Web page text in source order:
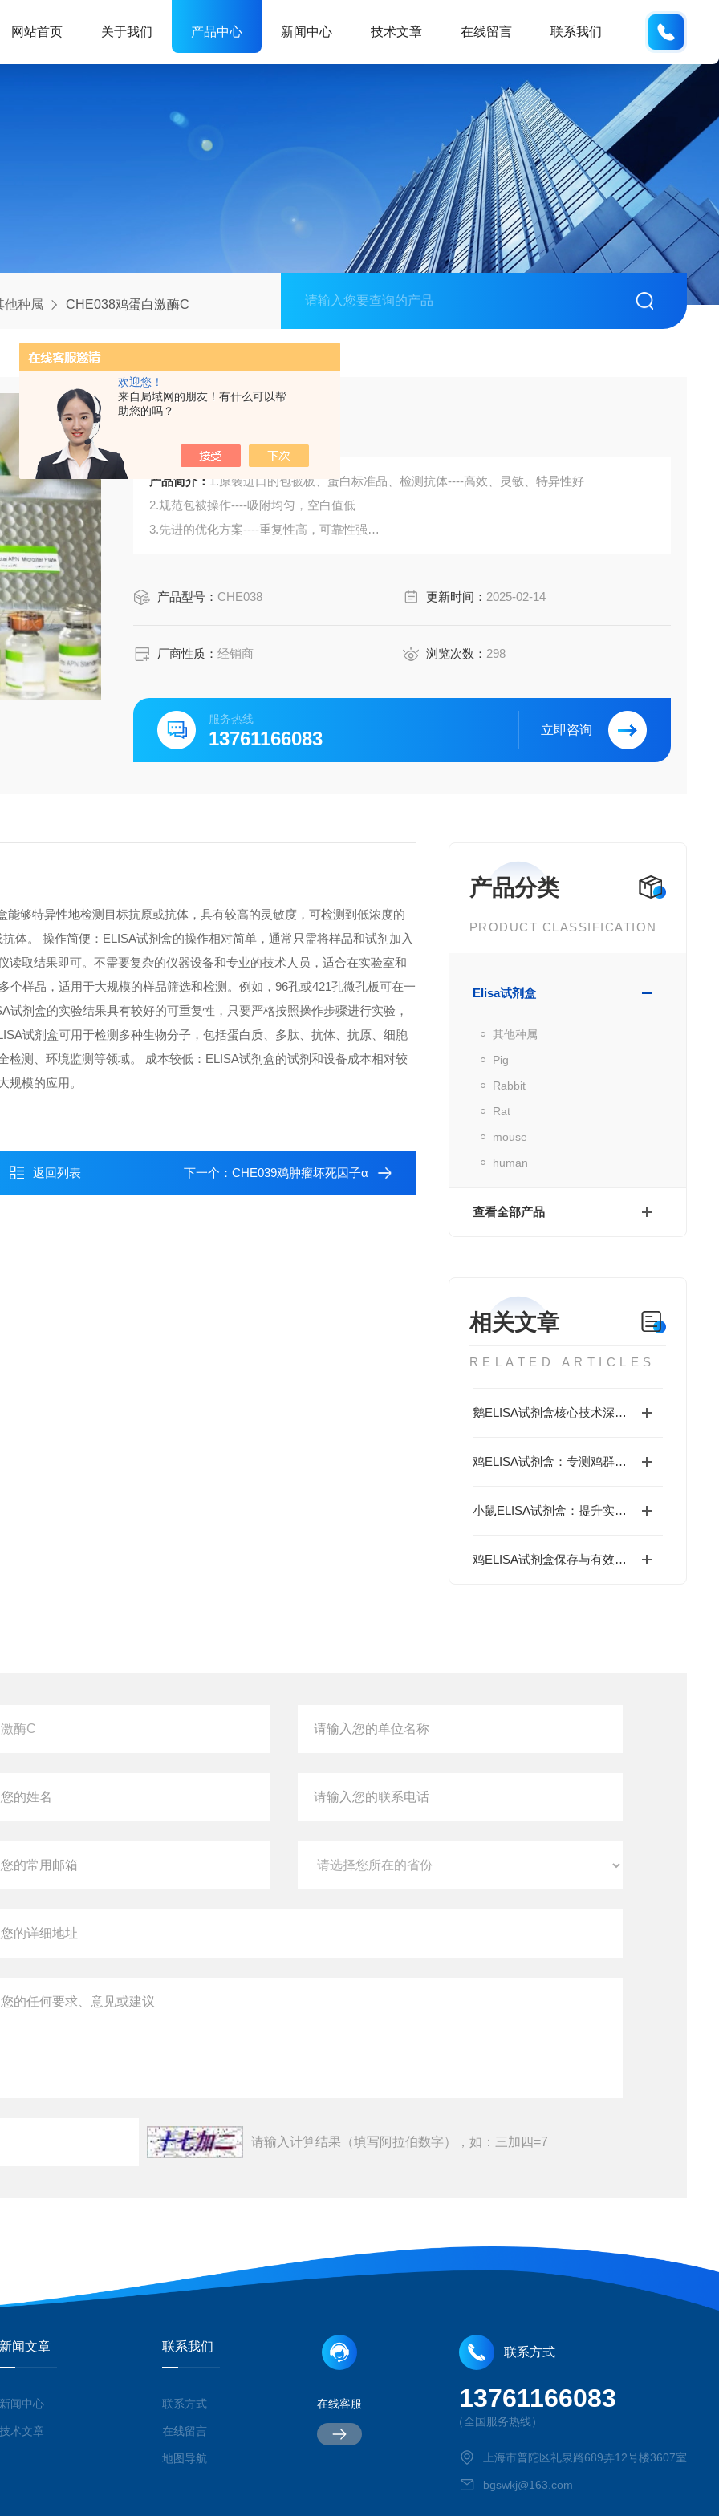
欢迎您！
来自局域网的朋友！有什么可以帮
助您的吗？
网站首页 关于我们 产品中心 新闻中心 技术文章 在线留言 联系我们
他种属 CHE038鸡蛋白激酶C
产品简介： 1.原装进口的包被板、蛋白标准品、检测抗体----高效、灵敏、特异性好
2.规范包被操作----吸附均匀，空白值低
3.先进的优化方案----重复性高，可靠性强
6.检测指标齐全：炎症因子、血管生成素、动脉粥样硬化因子、趋化因子、生长因子、基质金属
44.购买Bogoo ELISA试剂盒可以免费代测。
产品型号： CHE038 更新时间： 2025-02-14
厂商性质：经销商 浏览次数： 298
服务热线
13761166083 立即咨询
产品分类
PRODUCT CLASSIFICATION
Elisa试剂盒
其他种属
Pig
Rabbit
Rat
mouse
human
查看全部产品
相关文章
RELATED ARTICLES
鹅ELISA试剂盒核心技术深度解析：如何实现鹅源抗体与抗原的高特异性检测及精准定量分析？
鸡ELISA试剂盒：专测鸡群抗体、激素，禽病检测、养殖科研都能用
小鼠ELISA试剂盒：提升实验效率与数据精度的智能方案
鸡ELISA试剂盒保存与有效期管理：做错这3步结果全废
够特异性地检测目标抗原或抗体，具有较高的灵敏度，可检测到低浓度的
体。 操作简便：ELISA试剂盒的操作相对简单，通常只需将样品和试剂加入
取结果即可。不需要复杂的仪器设备和专业的技术人员，适合在实验室和
样品，适用于大规模的样品筛选和检测。例如，96孔或421孔微孔板可在一
剂盒的实验结果具有较好的可重复性，只要严格按照操作步骤进行实验，
试剂盒可用于检测多种生物分子，包括蛋白质、多肽、抗体、抗原、细胞
测、环境监测等领域。 成本较低：ELISA试剂盒的试剂和设备成本相对较
规模的应用。
返回列表 下一个： CHE039鸡肿瘤坏死因子α
请输入计算结果（填写阿拉伯数字），如：三加四=7
新闻文章
新闻中心
技术文章
联系我们
联系方式
在线留言
地图导航
在线客服
联系方式
13761166083
（全国服务热线）
上海市普陀区礼泉路689弄12号楼3607室
bgswkj@163.com